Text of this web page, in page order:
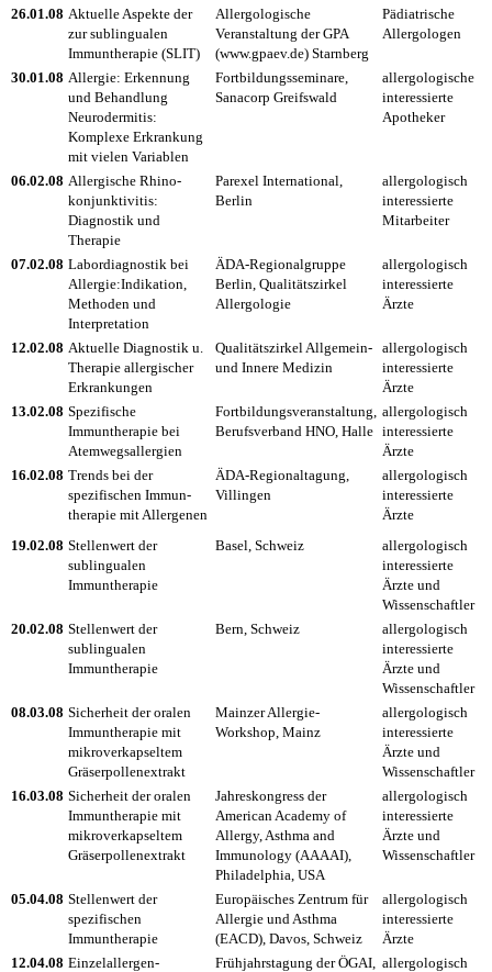
26.01.08 Aktuelle Aspekte der
zur sublingualen
Immuntherapie (SLIT)
Allergologische
Veranstaltung der GPA
(www.gpaev.de) Starnberg
Pädiatrische
Allergologen
30.01.08 Allergie: Erkennung
und Behandlung
Neurodermitis:
Komplexe Erkrankung
mit vielen Variablen
Fortbildungsseminare,
Sanacorp Greifswald
allergologische
interessierte
Apotheker
06.02.08 Allergische Rhino-
konjunktivitis:
Diagnostik und
Therapie
Parexel International,
Berlin
allergologisch
interessierte
Mitarbeiter
07.02.08 Labordiagnostik bei
Allergie:Indikation,
Methoden und
Interpretation
ÄDA-Regionalgruppe
Berlin, Qualitätszirkel
Allergologie
allergologisch
interessierte
Ärzte
12.02.08 Aktuelle Diagnostik u.
Therapie allergischer
Erkrankungen
Qualitätszirkel Allgemein-
und Innere Medizin
allergologisch
interessierte
Ärzte
13.02.08 Spezifische
Immuntherapie bei
Atemwegsallergien
Fortbildungsveranstaltung,
Berufsverband HNO, Halle
allergologisch
interessierte
Ärzte
16.02.08 Trends bei der
spezifischen Immun-
therapie mit Allergenen
ÄDA-Regionaltagung,
Villingen
allergologisch
interessierte
Ärzte
19.02.08 Stellenwert der
sublingualen
Immuntherapie
Basel, Schweiz
allergologisch
interessierte
Ärzte und
Wissenschaftler
20.02.08 Stellenwert der
sublingualen
Immuntherapie
Bern, Schweiz
allergologisch
interessierte
Ärzte und
Wissenschaftler
08.03.08 Sicherheit der oralen
Immuntherapie mit
mikroverkapseltem
Gräserpollenextrakt
Mainzer Allergie-
Workshop, Mainz
allergologisch
interessierte
Ärzte und
Wissenschaftler
16.03.08 Sicherheit der oralen
Immuntherapie mit
mikroverkapseltem
Gräserpollenextrakt
Jahreskongress der
American Academy of
Allergy, Asthma and
Immunology (AAAAI),
Philadelphia, USA
allergologisch
interessierte
Ärzte und
Wissenschaftler
05.04.08 Stellenwert der
spezifischen
Immuntherapie
Europäisches Zentrum für
Allergie und Asthma
(EACD), Davos, Schweiz
allergologisch
interessierte
Ärzte
12.04.08 Einzelallergen-
Frühjahrstagung der ÖGAI, allergologisch